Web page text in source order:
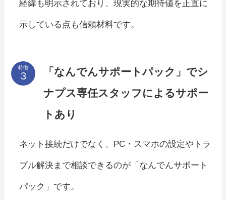
経緯も明示されており、現実的な期待値を正直に
示している点も信頼材料です。
特徴
「なんでんサポートパック」でシ
ナプス専任スタッフによるサポー
トあり
ネット接続だけでなく、PC・スマホの設定やトラ
ブル解決まで相談できるのが「なんでんサポート
パック」です。